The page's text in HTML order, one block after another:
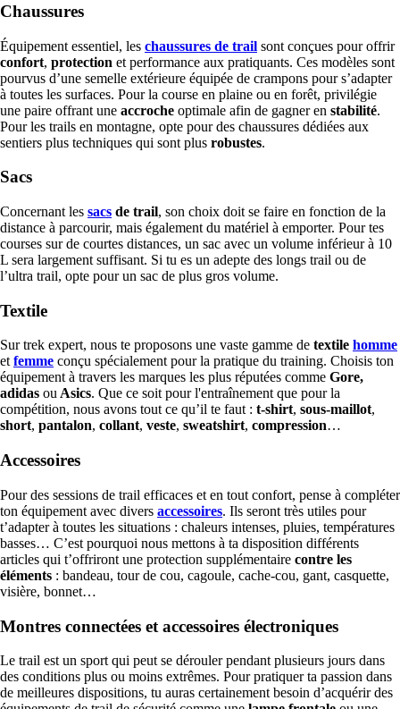
Chaussures
Équipement essentiel, les chaussures de trail sont conçues pour offrir
confort, protection et performance aux pratiquants. Ces modèles sont
pourvus d’une semelle extérieure équipée de crampons pour s’adapter
à toutes les surfaces. Pour la course en plaine ou en forêt, privilégie
une paire offrant une accroche optimale afin de gagner en stabilité.
Pour les trails en montagne, opte pour des chaussures dédiées aux
sentiers plus techniques qui sont plus robustes.
Sacs
Concernant les sacs de trail, son choix doit se faire en fonction de la
distance à parcourir, mais également du matériel à emporter. Pour tes
courses sur de courtes distances, un sac avec un volume inférieur à 10
L sera largement suffisant. Si tu es un adepte des longs trail ou de
l’ultra trail, opte pour un sac de plus gros volume.
Textile
Sur trek expert, nous te proposons une vaste gamme de textile homme
etfemme conçu spécialement pour la pratique du training. Choisis ton
équipement à travers les marques les plus réputées comme Gore,
adidas ouAsics. Que ce soit pour l'entraînement que pour la
compétition, nous avons tout ce qu’il te faut : t-shirt, sous-maillot,
short, pantalon, collant, veste, sweatshirt, compression…
Accessoires
Pour des sessions de trail efficaces et en tout confort, pense à compléter
ton équipement avec divers accessoires. Ils seront très utiles pour
t’adapter à toutes les situations : chaleurs intenses, pluies, températures
basses… C’est pourquoi nous mettons à ta disposition différents
articles qui t’offriront une protection supplémentaire contre les
éléments : bandeau, tour de cou, cagoule, cache-cou, gant, casquette,
visière, bonnet…
Montres connectées et accessoires électroniques
Le trail est un sport qui peut se dérouler pendant plusieurs jours dans
des conditions plus ou moins extrêmes. Pour pratiquer ta passion dans
de meilleures dispositions, tu auras certainement besoin d’acquérir des